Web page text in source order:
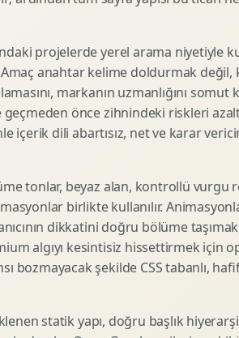
3D Lansman Filmi
Afis Tasarimi
Brosur Tasarimi
Sunum Tasarimi
Katalog Tasarimi
Infografik Tasarimi
Fuaye Gorsel Tasarimi
Kurumsal Ilan Tasarimi
projelerde yerel arama niyetiyle
anahtar kelime doldurmak değil,
markanın uzmanlığını somut
önce zihnindeki riskleri
içerik dili abartısız, net ve karar
tonlar, beyaz alan, kontrollü vurgu
birlikte kullanılır.
dikkatini doğru bölüme
algıyı kesintisiz hissettirmek için
bozmayacak şekilde CSS tabanlı,
statik yapı, doğru başlık